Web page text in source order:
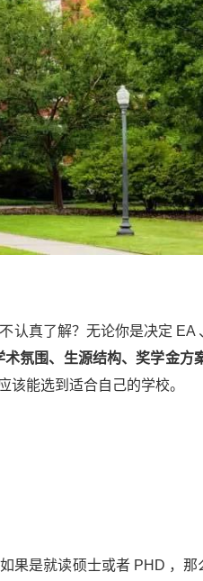
真了解？无论你是决定 EA
氛围、生源结构、奖学金方
能选到适合自己的学校。
果是就读硕士或者 PHD ，那